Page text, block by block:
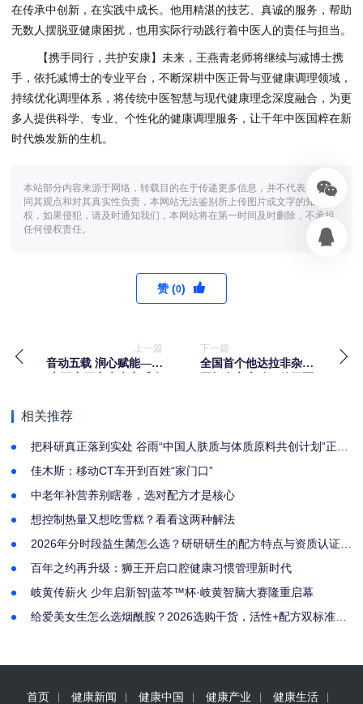
在传承中创新，在实践中成长。他用精湛的技艺、真诚的服务，帮助
无数人摆脱亚健康困扰，也用实际行动践行着中医人的责任与担当。
【携手同行，共护安康】未来，王燕青老师将继续与减博士携
手，依托减博士的专业平台，不断深耕中医正骨与亚健康调理领域，
持续优化调理体系，将传统中医智慧与现代健康理念深度融合，为更
多人提供科学、专业、个性化的健康调理服务，让千年中医国粹在新
时代焕发新的生机。
本站部分内容来源于网络，转载目的在于传递更多信息，并不代表本网赞
同其观点和对其真实性负责，本网站无法鉴别所上传图片或文字的知识版
权，如果侵犯，请及时通知我们，本网站将在第一时间及时删除，不承担
任何侵权责任。
赞 (0)
上一篇
音动五载 润心赋能—东
下一篇
全国首个他达拉非杂质
相关推荐
把科研真正落到实处 谷雨“中国人肤质与体质原料共创计划”正式
佳木斯：移动CT车开到百姓“家门口”
中老年补营养别瞎卷，选对配方才是核心
想控制热量又想吃雪糕？看看这两种解法
2026年分时段益生菌怎么选？研研研生的配方特点与资质认证解
百年之约再升级：狮王开启口腔健康习惯管理新时代
岐黄传薪火 少年启新智|蓝芩™杯·岐黄智脑大赛隆重启幕
给爱美女生怎么选烟酰胺？2026选购干货，活性+配方双标准筛
首页 健康新闻 健康中国 健康产业 健康生活